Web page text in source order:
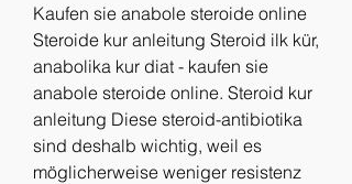
Kaufen sie anabole steroide online
Steroide kur anleitung Steroid ilk kür,
anabolika kur diat - kaufen sie
anabole steroide online. Steroid kur
anleitung Diese steroid-antibiotika
sind deshalb wichtig, weil es
möglicherweise weniger resistenz